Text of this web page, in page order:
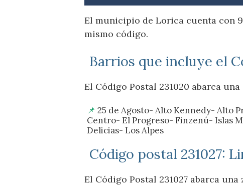
El municipio de Lorica cuenta con
mismo código.
Barrios que incluye el
El Código Postal 231020 abarca
25 de Agosto- Alto Kennedy- Alto
Centro- El Progreso- Finzenú- Islas
Delicias- Los Alpes
Código postal 231027:
El Código Postal 231027 abarca